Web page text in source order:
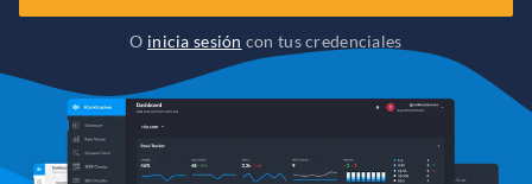
O inicia sesión con tus credenciales